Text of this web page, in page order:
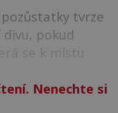
tvrze
pokud
se k místu
Nenechte si